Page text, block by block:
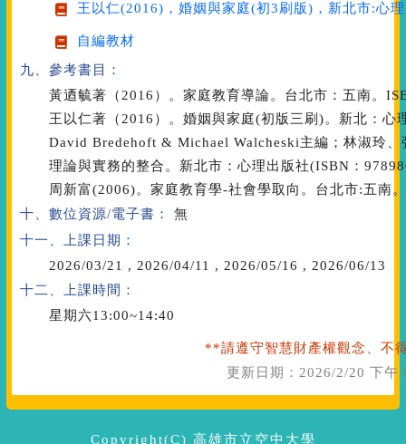
王以仁(2016)， 婚姻與家庭(初3刷版)，新北市:心
自編教材
九、參考書目：
黃迺毓著（2016）。家庭教育導論。台北市：五南。
王以仁著（2016）。婚姻與家庭(初版三刷)。新北：心
David Bredehoft & Michael Walcheski主編；林淑玲
理論與實務的整合。新北市：心理出版社(ISBN：
周新富(2006)。家庭教育學-社會學取向。台北市:五南
十、數位資源/電子書：
無
十一、上課日期：
2026/03/21 , 2026/04/11 , 2026/05/16 , 2026/06/13
十二、上課時間：
星期六13:00~14:40
**請遵守智慧財產權觀念、不
更新日期： 2026/2/20 下午
Copyright(C) 高雄市立空中大學